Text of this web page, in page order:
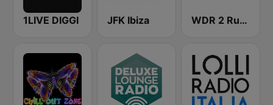
1LIVE DIGGI JFK Ibiza WDR 2 Ruhrgebiet